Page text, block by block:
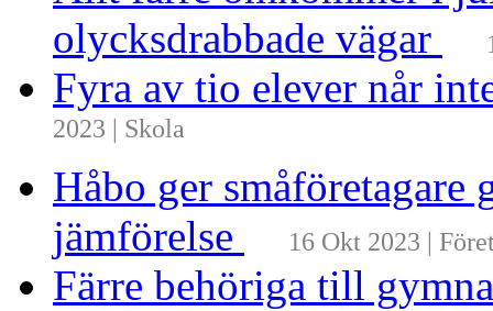
olycksdrabbade vägar
Fyra av tio elever når
2023 | Skola
Håbo ger
jämförelse
16 Okt 2023 |
Färre behöriga till